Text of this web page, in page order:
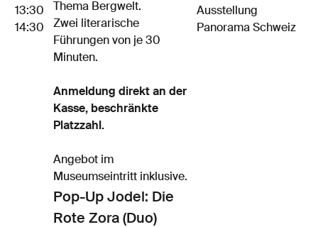
13:30
14:30
Thema Bergwelt.
Zwei literarische
Führungen von je 30
Minuten.
Anmeldung direkt an der
Kasse, beschränkte
Platzzahl.
Angebot im
Museumseintritt inklusive.
Ausstellung
Panorama Schweiz
Pop-Up Jodel: Die
Rote Zora (Duo)